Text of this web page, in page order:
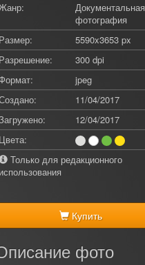
Документальная
фотография
Размер:
5590x3653 px
Разрешение:
300 dpi
jpeg
11/04/2017
12/04/2017
Цвета:
Только для редакционного
использования
Купить
фото